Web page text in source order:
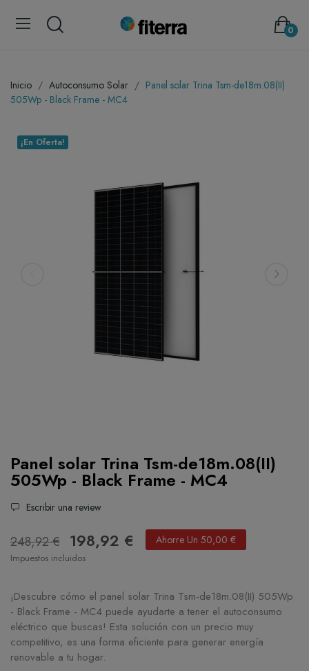
0
Inicio Autoconsumo Solar
Panel solar Trina Tsm-de18m.08(II)
505Wp - Black Frame - MC4
¡En Oferta!
Panel solar Trina Tsm-de18m.08(II)
505Wp - Black Frame - MC4
Escribir una review
248,92 € 198,92 € Ahorre Un 50,00 €
Impuestos incluidos
¡Descubre cómo el panel solar Trina Tsm-de18m.08(II) 505Wp
- Black Frame - MC4 puede ayudarte a tener el autoconsumo
eléctrico que buscas! Esta solución con un precio muy
competitivo, es una forma eficiente para generar energía
renovable a tu hogar.